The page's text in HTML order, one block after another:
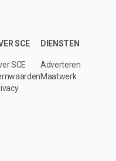
SCE
SCE
DIENSTEN
Adverteren
Maatwerk